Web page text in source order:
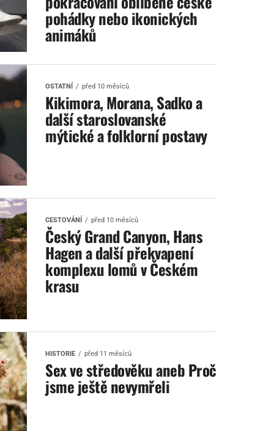
pohádky nebo ikonických
animáků
OSTATNÍ před 10 měsíců
Kikimora, Morana, Sadko a
další staroslovanské
mýtické a folklorní postavy
CESTOVÁNÍ před 10 měsíců
Český Grand Canyon, Hans
Hagen a další překvapení
komplexu lomů v Českém
krasu
HISTORIE před 11 měsíců
Sex ve středověku aneb Proč
jsme ještě nevymřeli